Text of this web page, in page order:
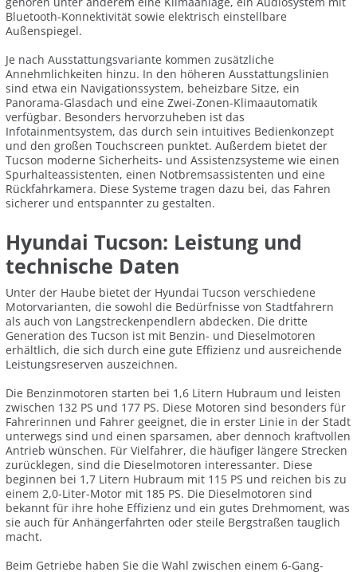
Bluetooth-Konnektivität sowie elektrisch einstellbare
Außenspiegel.
Je nach Ausstattungsvariante kommen zusätzliche
Annehmlichkeiten hinzu. In den höheren Ausstattungslinien
sind etwa ein Navigationssystem, beheizbare Sitze, ein
Panorama-Glasdach und eine Zwei-Zonen-Klimaautomatik
verfügbar. Besonders hervorzuheben ist das
Infotainmentsystem, das durch sein intuitives Bedienkonzept
und den großen Touchscreen punktet. Außerdem bietet der
Tucson moderne Sicherheits- und Assistenzsysteme wie einen
Spurhalteassistenten, einen Notbremsassistenten und eine
Rückfahrkamera. Diese Systeme tragen dazu bei, das Fahren
sicherer und entspannter zu gestalten.
Hyundai Tucson: Leistung und
technische Daten
Unter der Haube bietet der Hyundai Tucson verschiedene
Motorvarianten, die sowohl die Bedürfnisse von Stadtfahrern
als auch von Langstreckenpendlern abdecken. Die dritte
Generation des Tucson ist mit Benzin- und Dieselmotoren
erhältlich, die sich durch eine gute Effizienz und ausreichende
Leistungsreserven auszeichnen.
Die Benzinmotoren starten bei 1,6 Litern Hubraum und leisten
zwischen 132 PS und 177 PS. Diese Motoren sind besonders für
Fahrerinnen und Fahrer geeignet, die in erster Linie in der Stadt
unterwegs sind und einen sparsamen, aber dennoch kraftvollen
Antrieb wünschen. Für Vielfahrer, die häufiger längere Strecken
zurücklegen, sind die Dieselmotoren interessanter. Diese
beginnen bei 1,7 Litern Hubraum mit 115 PS und reichen bis zu
einem 2,0-Liter-Motor mit 185 PS. Die Dieselmotoren sind
bekannt für ihre hohe Effizienz und ein gutes Drehmoment, was
sie auch für Anhängerfahrten oder steile Bergstraßen tauglich
macht.
Beim Getriebe haben Sie die Wahl zwischen einem 6-Gang-